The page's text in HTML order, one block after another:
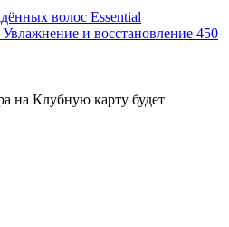
волос Essential
и восстановление 450
на Клубную карту будет